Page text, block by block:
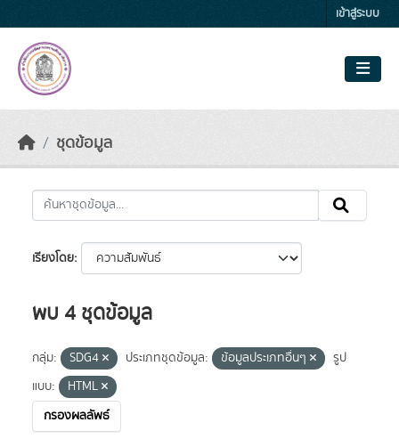
เข้าสู่ระบบ
ชุดข้อมูล
เรียงโดย
พบ 4 ชุดข้อมูล
กลุ่ม: SDG4 ประเภทชุดข้อมูล: ข้อมูลประเภทอื่นๆ
รูป
แบบ:
HTML
กรองผลลัพธ์